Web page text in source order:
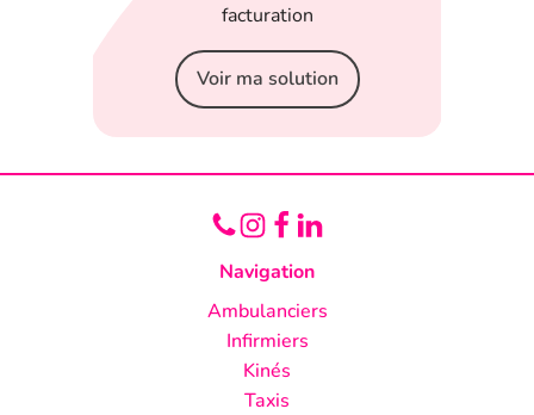
facturation
Voir ma solution
Navigation
Ambulanciers
Infirmiers
Kinés
Taxis